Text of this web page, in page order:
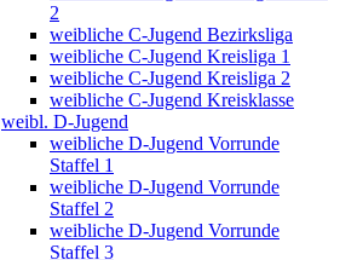
2
weibliche C-Jugend Bezirksliga
weibliche C-Jugend Kreisliga 1
weibliche C-Jugend Kreisliga 2
weibliche C-Jugend Kreisklasse
weibl. D-Jugend
weibliche D-Jugend Vorrunde
Staffel 1
weibliche D-Jugend Vorrunde
Staffel 2
weibliche D-Jugend Vorrunde
Staffel 3